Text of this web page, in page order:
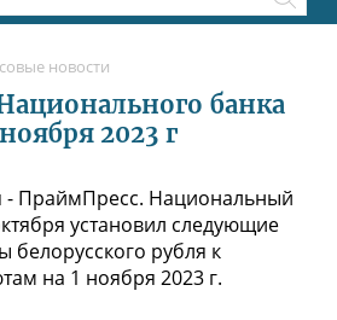
новости
банка
2023 г
- ПраймПресс. Национальный
установил следующие
белорусского рубля к
на 1 ноября 2023 г.